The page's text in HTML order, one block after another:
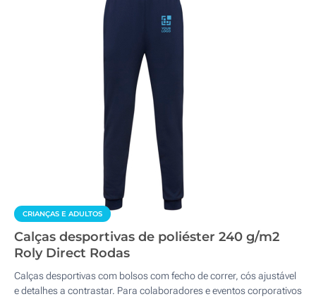
CRIANÇAS E ADULTOS
Calças desportivas de poliéster 240 g/m2
Roly Direct Rodas
Calças desportivas com bolsos com fecho de correr, cós ajustável
e detalhes a contrastar. Para colaboradores e eventos corporativos